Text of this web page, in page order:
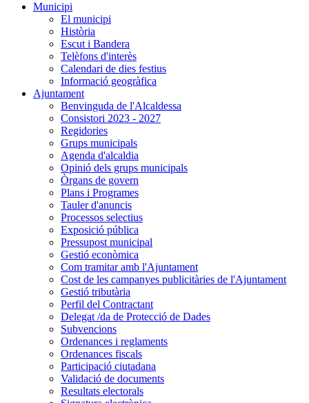
Municipi
El municipi
Història
Escut i Bandera
Telèfons d'interès
Calendari de dies festius
Informació geogràfica
Ajuntament
Benvinguda de l'Alcaldessa
Consistori 2023 - 2027
Regidories
Grups municipals
Agenda d'alcaldia
Opinió dels grups municipals
Òrgans de govern
Plans i Programes
Tauler d'anuncis
Processos selectius
Exposició pública
Pressupost municipal
Gestió econòmica
Com tramitar amb l'Ajuntament
Cost de les campanyes publicitàries de l'Ajuntament
Gestió tributària
Perfil del Contractant
Delegat /da de Protecció de Dades
Subvencions
Ordenances i reglaments
Ordenances fiscals
Participació ciutadana
Validació de documents
Resultats electorals